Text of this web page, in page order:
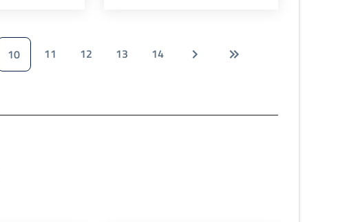
10 11 12 13 14